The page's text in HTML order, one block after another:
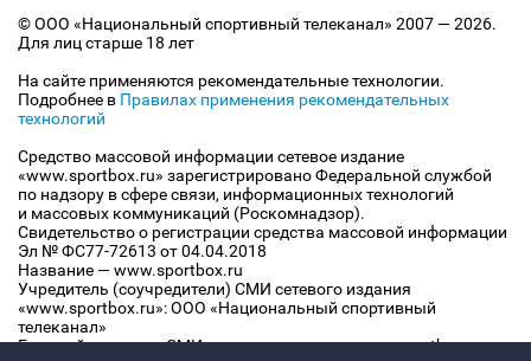
© ООО «Национальный спортивный телеканал» 2007 — 2026.
Для лиц старше 18 лет
На сайте применяются рекомендательные технологии.
Подробнее в Правилах применения рекомендательных
технологий
Средство массовой информации сетевое издание
«www.sportbox.ru» зарегистрировано Федеральной службой
по надзору в сфере связи, информационных технологий
и массовых коммуникаций (Роскомнадзор).
Свидетельство о регистрации средства массовой информации
Эл № ФС77-72613 от 04.04.2018
Название — www.sportbox.ru
Учредитель (соучредители) СМИ сетевого издания
«www.sportbox.ru»: ООО «Национальный спортивный
телеканал»
Главный редактор СМИ сетевого издания «www.sportbox.ru»: